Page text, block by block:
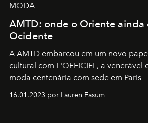
MODA
AMTD: onde o Oriente ainda
Ocidente
A AMTD embarcou em um novo
cultural com L'OFFICIEL, a venerável
moda centenária com sede em Paris
16.01.2023 por Lauren Easum